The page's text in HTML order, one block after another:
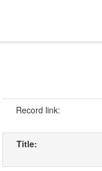
Record link:
Title: